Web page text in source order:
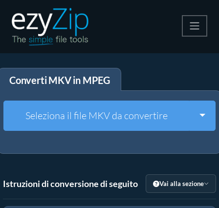
Decomprimi
Altri strumenti
Converti MKV in MPEG
Seleziona il file MKV da convertire
Istruzioni di conversione di seguito Vai alla sezione